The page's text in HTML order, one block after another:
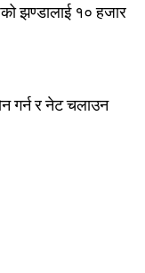
झण्डालाई १० हजार
गर्न र नेट चलाउन